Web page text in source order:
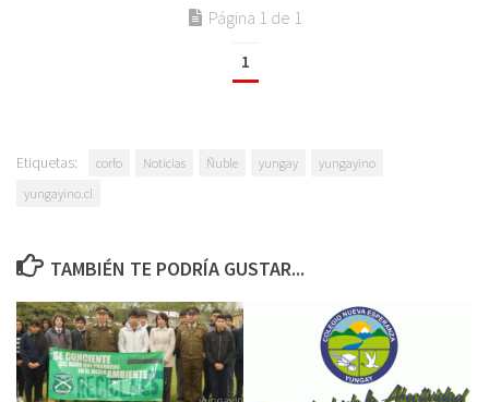
Página 1 de 1
1
Etiquetas: corfo Noticias Ñuble yungay
yungayino
yungayino.cl
TAMBIÉN TE PODRÍA GUSTAR...